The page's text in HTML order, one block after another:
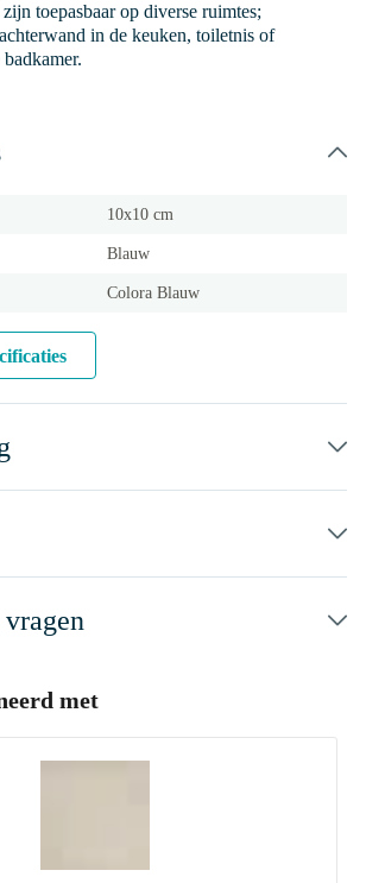
toepasbaar op diverse ruimtes;
in de keuken, toiletnis of
10x10 cm
Blauw
Colora Blauw
met